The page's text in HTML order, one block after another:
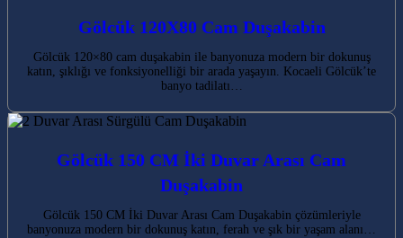
Gölcük 120X80 Cam Duşakabin
Gölcük 120×80 cam duşakabin ile banyonuza modern bir dokunuş
katın, şıklığı ve fonksiyonelliği bir arada yaşayın. Kocaeli Gölcük’te
banyo tadilatı…
Gölcük 150 CM İki Duvar Arası Cam
Duşakabin
Gölcük 150 CM İki Duvar Arası Cam Duşakabin çözümleriyle
banyonuza modern bir dokunuş katın, ferah ve şık bir yaşam alanı…